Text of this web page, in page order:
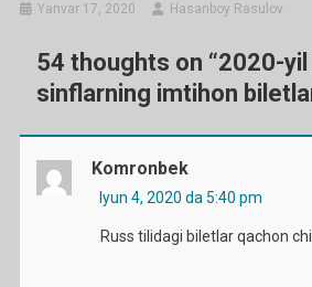
Yanvar 17, 2020 Hasanboy Rasulov
54 thoughts on “2020-
sinflarning imtihon
Komronbek
Iyun 4, 2020 da 5:40 pm
Russ tilidagi biletlar qachon